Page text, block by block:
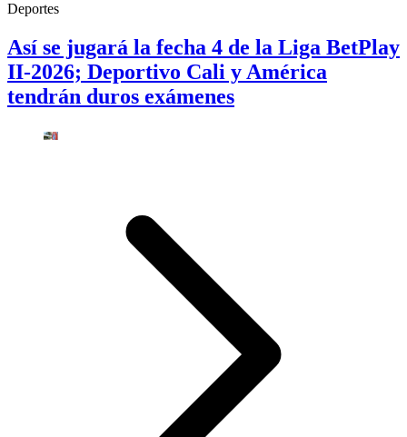
Deportes
Así se jugará la fecha 4 de la Liga BetPlay
II-2026; Deportivo Cali y América
tendrán duros exámenes